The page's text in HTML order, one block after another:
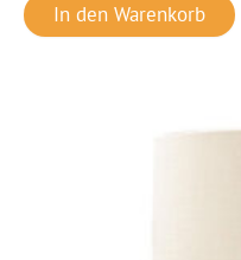
In den Warenkorb